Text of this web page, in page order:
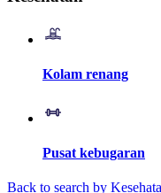
Kolam renang
Pusat kebugaran
Back to search by